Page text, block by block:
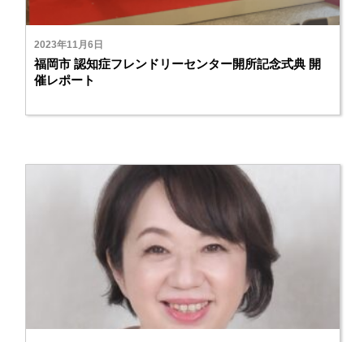
2023年11月6日
福岡市 認知症フレンドリーセンター開所記念式典 開
催レポート